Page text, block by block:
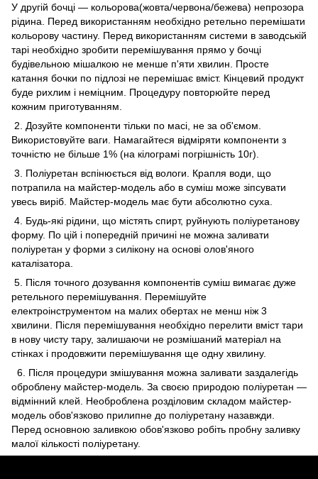
У другій бочці ― кольорова(жовта/червона/бежева) непрозора
рідина. Перед використанням необхідно ретельно перемішати
кольорову частину. Перед використанням системи в заводській
тарі необхідно зробити перемішування прямо у бочці
будівельною мішалкою не менше п'яти хвилин. Просте
катання бочки по підлозі не перемішає вміст. Кінцевий продукт
буде рихлим і неміцним. Процедуру повторюйте перед
кожним приготуванням.
2. Дозуйте компоненти тільки по масі, не за об'ємом.
Використовуйте ваги. Намагайтеся відміряти компоненти з
точністю не більше 1% (на кілограмі погрішність 10г).
3. Поліуретан вспінюється від вологи. Крапля води, що
потрапила на майстер-модель або в суміш може зіпсувати
увесь виріб. Майстер-модель має бути абсолютно суха.
4. Будь-які рідини, що містять спирт, руйнують поліуретанову
форму. По цій і попередній причині не можна заливати
поліуретан у форми з силікону на основі олов'яного
каталізатора.
5. Після точного дозування компонентів суміш вимагає дуже
ретельного перемішування. Перемішуйте
електроінструментом на малих обертах не менш ніж 3
хвилини. Після перемішування необхідно перелити вміст тари
в нову чисту тару, залишаючи не розмішаний матеріал на
стінках і продовжити перемішування ще одну хвилину.
6. Після процедури змішування можна заливати заздалегідь
оброблену майстер-модель. За своєю природою поліуретан ―
відмінний клей. Необроблена розділовим складом майстер-
модель обов'язково прилипне до поліуретану назавжди.
Перед основною заливкою обов'язково робіть пробну заливку
малої кількості поліуретану.